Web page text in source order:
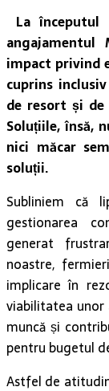
La
impact privind
cuprins
de resort și
Soluțiile, însă,
nici măcar
soluții.
Subliniem că
gestionarea
generat
noastre,
implicare în
viabilitatea unor
muncă și
pentru bugetul
Astfel de